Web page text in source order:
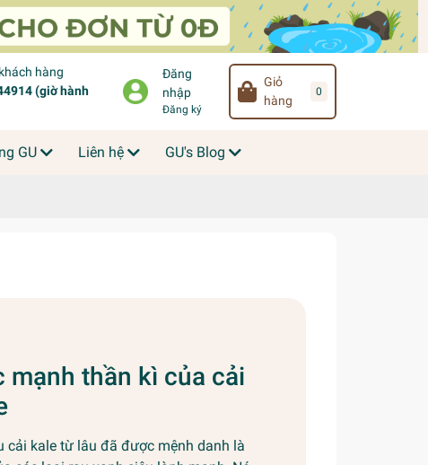
hàng
(giờ hành
Đăng
nhập
Đăng ký
Giỏ
hàng
0
GU Liên hệ GU's Blog
mạnh thần kì của cải
cải kale từ lâu đã được mệnh danh là